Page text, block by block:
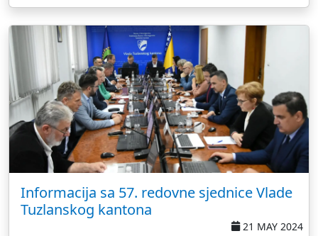
Informacija sa 57. redovne sjednice Vlade
Tuzlanskog kantona
21 MAY 2024